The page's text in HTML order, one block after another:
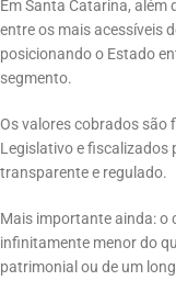
Em Santa Catarina,
entre os mais acessíveis
posicionando o Estado
segmento.
Os valores cobrados são
Legislativo e fiscalizados
transparente e regulado.
Mais importante ainda: o
infinitamente menor do
patrimonial ou de um